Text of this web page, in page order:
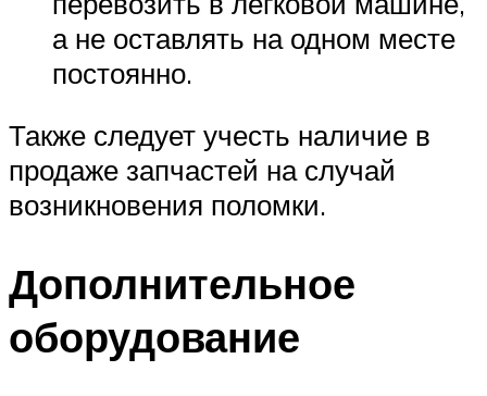
а не оставлять на одном месте
постоянно.
Также следует учесть наличие в
продаже запчастей на случай
возникновения поломки.
Дополнительное
оборудование